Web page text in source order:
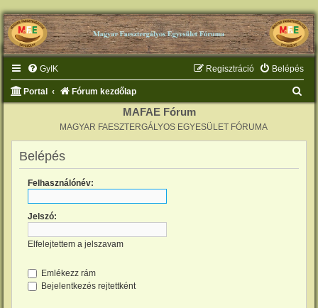
GyIK Belépés
Regisztráció
Portal Fórum kezdőlap
MAFAE Fórum
MAGYAR FAESZTERGÁLYOS EGYESÜLET FÓRUMA
Belépés
Felhasználónév:
Jelszó:
Elfelejtettem a jelszavam
Emlékezz rám
Bejelentkezés rejtettként